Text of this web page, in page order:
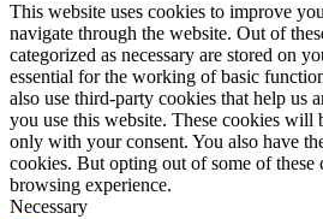
This website uses cookies to improve
navigate through the website. Out of
categorized as necessary are stored on
essential for the working of basic
also use third-party cookies that help us
you use this website. These cookies will
only with your consent. You also have
cookies. But opting out of some of these
browsing experience.
Necessary